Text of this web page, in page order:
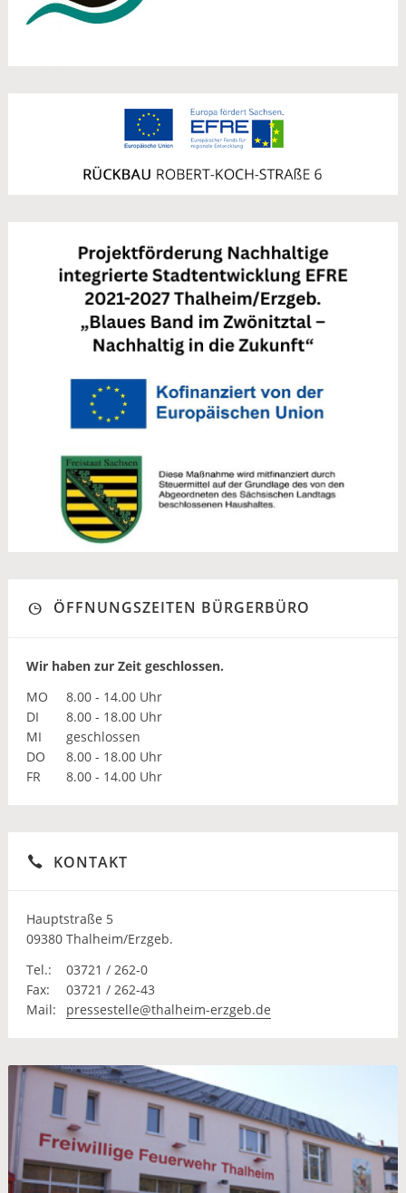
ÖFFNUNGSZEITEN BÜRGERBÜRO
Wir haben zur Zeit geschlossen.
MO
8.00 - 14.00 Uhr
DI
8.00 - 18.00 Uhr
MI
geschlossen
DO
8.00 - 18.00 Uhr
FR
8.00 - 14.00 Uhr
KONTAKT
Hauptstraße 5
09380 Thalheim/Erzgeb.
Tel.:
03721 / 262-0
Fax:
03721 / 262-43
Mail:
pressestelle@thalheim-erzgeb.de